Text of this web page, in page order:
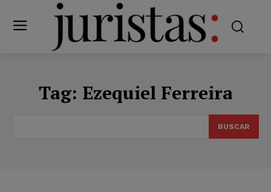
Tag: Ezequiel Ferreira
BUSCAR